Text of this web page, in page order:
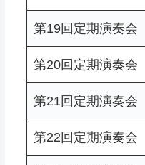
第19回定期演奏会
第20回定期演奏会
第21回定期演奏会
第22回定期演奏会